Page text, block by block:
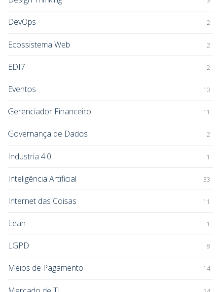
DevOps 2
Ecossistema Web 2
EDI7 2
Eventos 10
Gerenciador Financeiro 11
Governança de Dados 2
Industria 4.0 1
Inteligência Artificial 33
Internet das Coisas 11
Lean 1
LGPD 8
Meios de Pagamento 14